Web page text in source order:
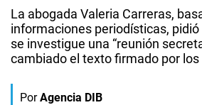
La abogada Valeria Carreras,
informaciones periodísticas,
se investigue una “reunión
cambiado el texto firmado por
Por Agencia DIB